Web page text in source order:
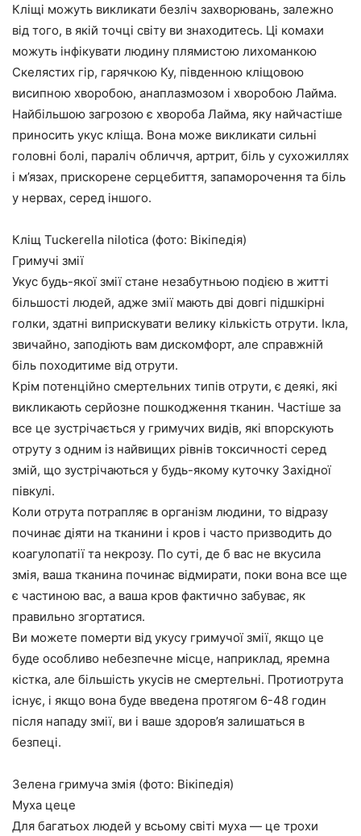
Кліщі можуть викликати безліч захворювань, залежно
від того, в якій точці світу ви знаходитесь. Ці комахи
можуть інфікувати людину плямистою лихоманкою
Скелястих гір, гарячкою Ку, південною кліщовою
висипною хворобою, анаплазмозом і хворобою Лайма.
Найбільшою загрозою є хвороба Лайма, яку найчастіше
приносить укус кліща. Вона може викликати сильні
головні болі, параліч обличчя, артрит, біль у сухожиллях
і м’язах, прискорене серцебиття, запаморочення та біль
у нервах, серед іншого.
Кліщ Tuckerella nilotica (фото: Вікіпедія)
Гримучі змії
Укус будь-якої змії стане незабутньою подією в житті
більшості людей, адже змії мають дві довгі підшкірні
голки, здатні виприскувати велику кількість отрути. Ікла,
звичайно, заподіють вам дискомфорт, але справжній
біль походитиме від отрути.
Крім потенційно смертельних типів отрути, є деякі, які
викликають серйозне пошкодження тканин. Частіше за
все це зустрічається у гримучих видів, які впорскують
отруту з одним із найвищих рівнів токсичності серед
змій, що зустрічаються у будь-якому куточку Західної
півкулі.
Коли отрута потрапляє в організм людини, то відразу
починає діяти на тканини і кров і часто призводить до
коагулопатії та некрозу. По суті, де б вас не вкусила
змія, ваша тканина починає відмирати, поки вона все ще
є частиною вас, а ваша кров фактично забуває, як
правильно згортатися.
Ви можете померти від укусу гримучої змії, якщо це
буде особливо небезпечне місце, наприклад, яремна
кістка, але більшість укусів не смертельні. Протиотрута
існує, і якщо вона буде введена протягом 6-48 годин
після нападу змії, ви і ваше здоров’я залишаться в
безпеці.
Зелена гримуча змія (фото: Вікіпедія)
Муха цеце
Для багатьох людей у всьому світі муха — це трохи